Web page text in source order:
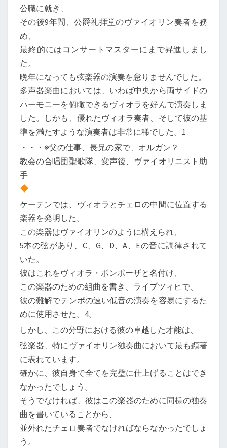
-
~
少
年
時
1
公職に就き、
その後9年間、公爵礼拝堂のヴァイオリン奏者を務
め、
最終的にはコンサートマスターにまで昇進しまし
た。
晩年になっても弦楽器の演奏を怠りませんでした。
多声器楽曲においては、いわば中央から両サイドの
ハーモニーを俯瞰できるヴィオラを好んで演奏しま
した。しかも、優れたヴィオラ奏者、そして彼の基
準を満たすような演奏者は非常に稀でした。1 .
・・・※父の仕事、長兄の家で、オルガン？
教会の合唱団聖歌隊、変声後、ヴァイオリニスト助
手
ケーテンでは、ヴィオラとチェロの中間に位置する
楽器を発明した。
この楽器はヴァイオリンのように構えられ、
5本の弦があり、C、G、D、A、Eの音に調律されて
いた。
彼はこれをヴィオラ・ポンポーザと名付け、
この楽器のための組曲を書き、ライプツィヒで、
彼の難解でテンポの速い低音の演奏を容易にするた
めに使用させた。4。
しかし、この分野における彼の卓越した才能は、
弦楽器、特にヴァイオリン独奏曲において最も顕著
に表れています。
確かに、彼自身で全てを完璧に仕上げることはでき
なかったでしょう。
そうでなければ、彼はこの楽器のために同様の独奏
曲を書いていることから、
並外れたチェロ奏者でなければならなかったでしょ
う。